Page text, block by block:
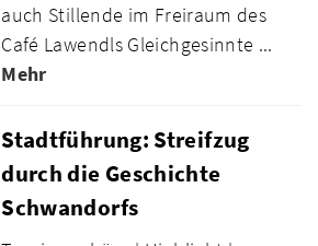
auch Stillende im Freiraum des
Café Lawendls Gleichgesinnte ...
Mehr
Stadtführung: Streifzug
durch die Geschichte
Schwandorfs